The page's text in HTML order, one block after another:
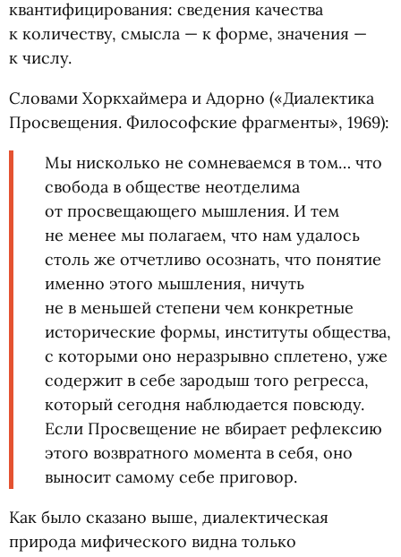
квантифицирования: сведения качества
к количеству, смысла — к форме, значения —
к числу.
Словами Хоркхаймера и Адорно («Диалектика
Просвещения. Философские фрагменты», 1969):
Мы нисколько не сомневаемся в том… что
свобода в обществе неотделима
от просвещающего мышления. И тем
не менее мы полагаем, что нам удалось
столь же отчетливо осознать, что понятие
именно этого мышления, ничуть
не в меньшей степени чем конкретные
исторические формы, институты общества,
с которыми оно неразрывно сплетено, уже
содержит в себе зародыш того регресса,
который сегодня наблюдается повсюду.
Если Просвещение не вбирает рефлексию
этого возвратного момента в себя, оно
выносит самому себе приговор.
Как было сказано выше, диалектическая
природа мифического видна только